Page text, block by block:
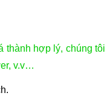
thành hợp lý, chúng tôi
v.v…